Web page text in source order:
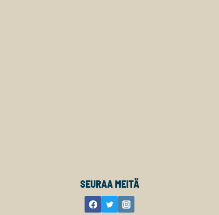
SEURAA MEITÄ